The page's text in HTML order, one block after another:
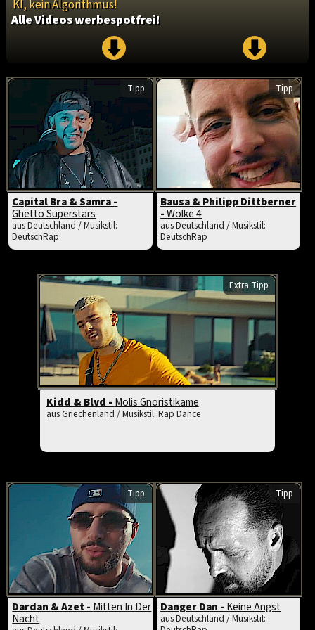
KI, kein Algorithmus!
Alle Videos werbespotfrei!
Tipp
Capital Bra & Samra -
Ghetto Superstars
aus Deutschland / Musikstil:
DeutschRap
Tipp
Bausa & Philipp Dittberner
-Wolke 4
aus Deutschland / Musikstil:
DeutschRap
Extra Tipp
Kidd & Blvd - Molis Gnoristikame
aus Griechenland / Musikstil: Rap Dance
Tipp
Dardan & Azet -Mitten In Der
Nacht
Tipp
Danger Dan -Keine Angst
aus Deutschland / Musikstil: